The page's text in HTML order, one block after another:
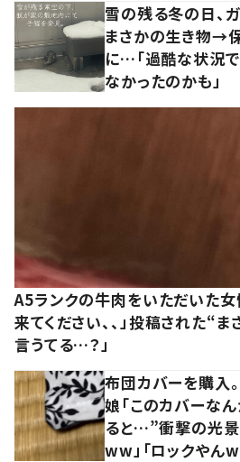
雪の残る冬の日、
まさかの生き物→
に…「過酷な状況で
なかったのかも」
A5ランクの牛肉をいただいた女
来てください、、」投稿された“
言うてる…？」
布団カバーを購入
娘「このカバーな
ると…”衝撃の光景
ww」「ロックやん